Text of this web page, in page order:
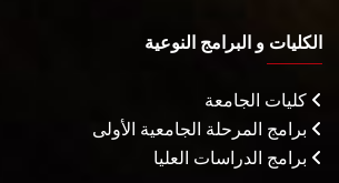
الكليات و البرامج النوعية
كليات الجامعة
برامج المرحلة الجامعية الأولى
برامج الدراسات العليا